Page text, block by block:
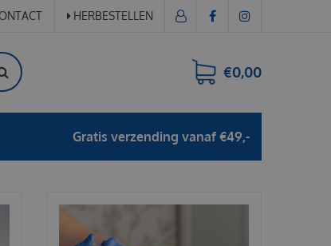
HERBESTELLEN
€0,00
Gratis verzending vanaf €49,-